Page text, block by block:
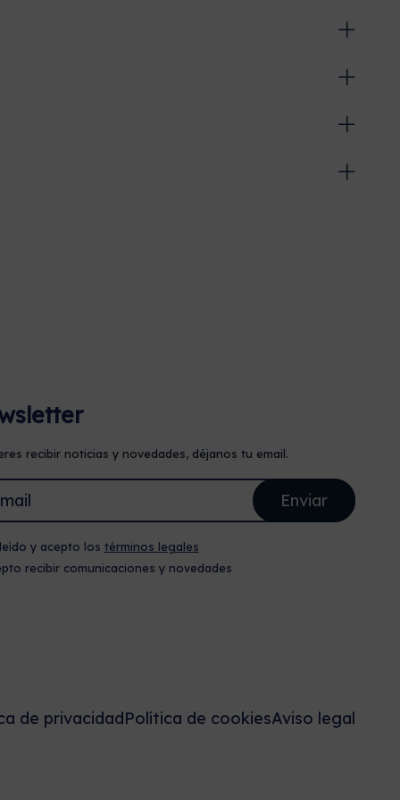
recibir noticias y novedades, déjanos tu email.
y acepto los términos legales
recibir comunicaciones y novedades
de privacidadPolítica de cookiesAviso legal